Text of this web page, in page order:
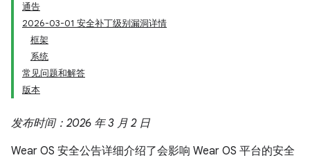
通告
2026-03-01 安全补丁级别漏洞详情
框架
系统
常见问题和解答
版本
发布时间：2026 年 3 月 2 日
Wear OS 安全公告详细介绍了会影响 Wear OS 平台的安全